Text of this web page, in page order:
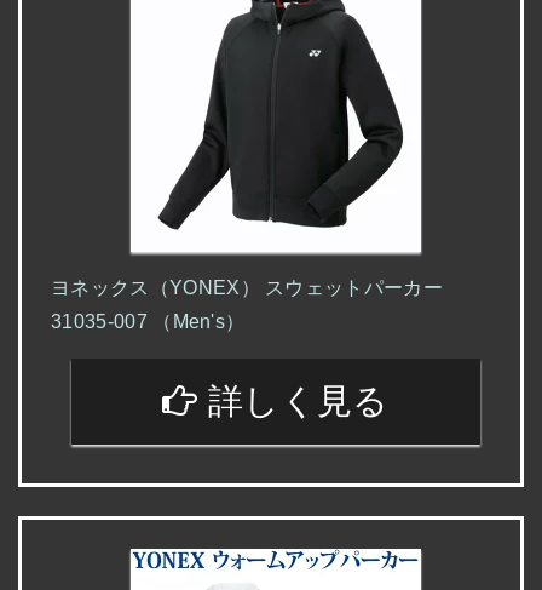
ヨネックス（YONEX） スウェットパーカー
31035-007 （Men's）
詳しく見る